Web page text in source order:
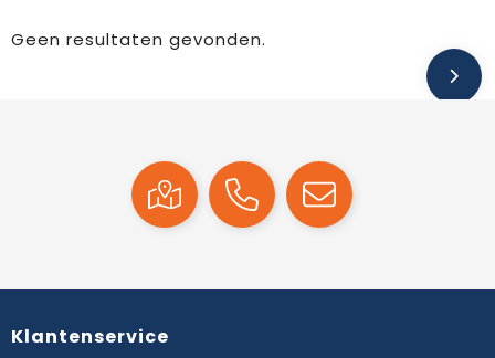
Geen resultaten gevonden.
Klantenservice